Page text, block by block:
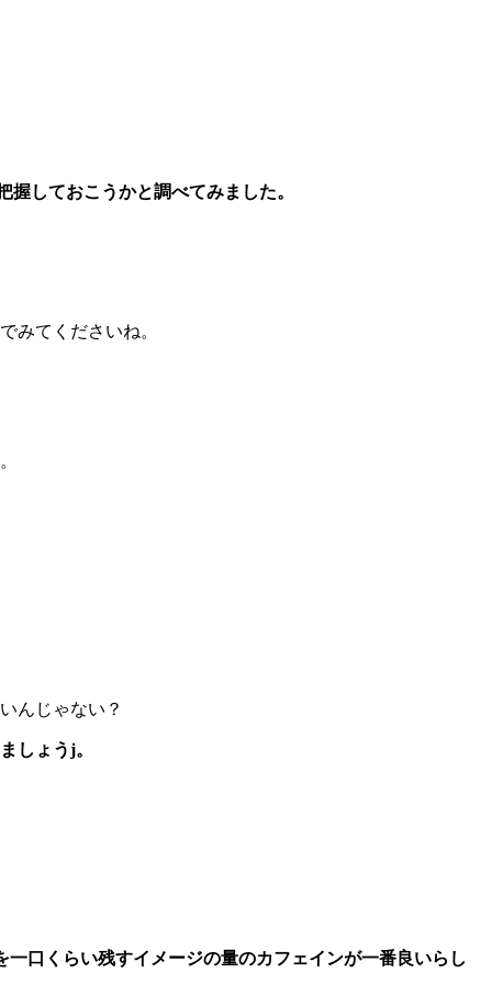
握しておこうかと調べてみました。
みてくださいね。
んじゃない？
しょうj。
一口くらい残すイメージの量のカフェインが一番良いらし